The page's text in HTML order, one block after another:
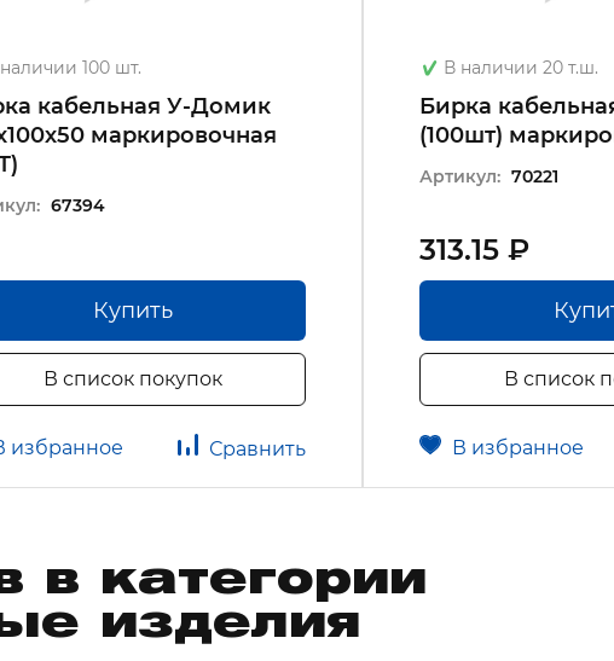
100 шт.
кабельная У-Домик
маркировочная
67394
Купить
В список покупок
избранное Сравнить
В наличии 20 т.ш.
Бирка
(100шт)
Артикул: 70221
313.15 ₽
В список
В избранное
в категории
изделия